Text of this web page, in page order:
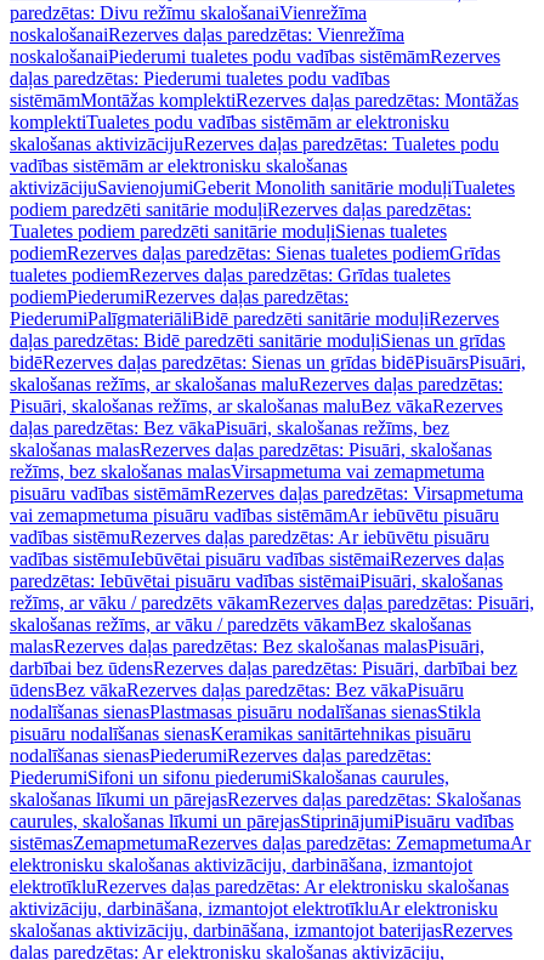
paredzētas: Divu režīmu skalošanaiVienrežīma
noskalošanaiRezerves daļas paredzētas: Vienrežīma
noskalošanaiPiederumi tualetes podu vadības sistēmāmRezerves
daļas paredzētas: Piederumi tualetes podu vadības
sistēmāmMontāžas komplektiRezerves daļas paredzētas: Montāžas
komplektiTualetes podu vadības sistēmām ar elektronisku
skalošanas aktivizācijuRezerves daļas paredzētas: Tualetes podu
vadības sistēmām ar elektronisku skalošanas
aktivizācijuSavienojumiGeberit Monolith sanitārie moduļiTualetes
podiem paredzēti sanitārie moduļiRezerves daļas paredzētas:
Tualetes podiem paredzēti sanitārie moduļiSienas tualetes
podiemRezerves daļas paredzētas: Sienas tualetes podiemGrīdas
tualetes podiemRezerves daļas paredzētas: Grīdas tualetes
podiemPiederumiRezerves daļas paredzētas:
PiederumiPalīgmateriāliBidē paredzēti sanitārie moduļiRezerves
daļas paredzētas: Bidē paredzēti sanitārie moduļiSienas un grīdas
bidēRezerves daļas paredzētas: Sienas un grīdas bidēPisuārsPisuāri,
skalošanas režīms, ar skalošanas maluRezerves daļas paredzētas:
Pisuāri, skalošanas režīms, ar skalošanas maluBez vākaRezerves
daļas paredzētas: Bez vākaPisuāri, skalošanas režīms, bez
skalošanas malasRezerves daļas paredzētas: Pisuāri, skalošanas
režīms, bez skalošanas malasVirsapmetuma vai zemapmetuma
pisuāru vadības sistēmāmRezerves daļas paredzētas: Virsapmetuma
vai zemapmetuma pisuāru vadības sistēmāmAr iebūvētu pisuāru
vadības sistēmuRezerves daļas paredzētas: Ar iebūvētu pisuāru
vadības sistēmuIebūvētai pisuāru vadības sistēmaiRezerves daļas
paredzētas: Iebūvētai pisuāru vadības sistēmaiPisuāri, skalošanas
režīms, ar vāku / paredzēts vākamRezerves daļas paredzētas: Pisuāri,
skalošanas režīms, ar vāku / paredzēts vākamBez skalošanas
malasRezerves daļas paredzētas: Bez skalošanas malasPisuāri,
darbībai bez ūdensRezerves daļas paredzētas: Pisuāri, darbībai bez
ūdensBez vākaRezerves daļas paredzētas: Bez vākaPisuāru
nodalīšanas sienasPlastmasas pisuāru nodalīšanas sienasStikla
pisuāru nodalīšanas sienasKeramikas sanitārtehnikas pisuāru
nodalīšanas sienasPiederumiRezerves daļas paredzētas:
PiederumiSifoni un sifonu piederumiSkalošanas caurules,
skalošanas līkumi un pārejasRezerves daļas paredzētas: Skalošanas
caurules, skalošanas līkumi un pārejasStiprinājumiPisuāru vadības
sistēmasZemapmetumaRezerves daļas paredzētas: ZemapmetumaAr
elektronisku skalošanas aktivizāciju, darbināšana, izmantojot
elektrotīkluRezerves daļas paredzētas: Ar elektronisku skalošanas
aktivizāciju, darbināšana, izmantojot elektrotīkluAr elektronisku
skalošanas aktivizāciju, darbināšana, izmantojot baterijasRezerves
daļas paredzētas: Ar elektronisku skalošanas aktivizāciju,